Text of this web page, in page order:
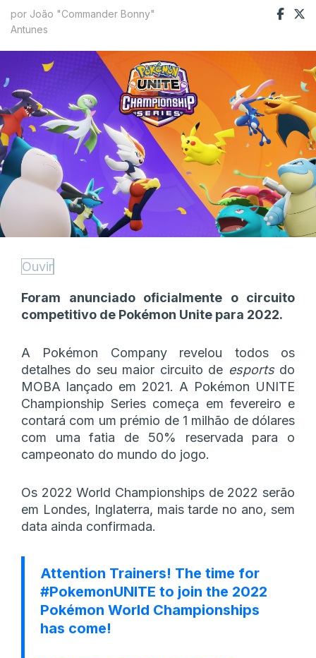
por João "Commander Bonny"
Antunes
Ouvir
Foram anunciado oficialmente o circuito
competitivo de Pokémon Unite para 2022.
A Pokémon Company revelou todos os
detalhes do seu maior circuito de esportsdo
MOBA lançado em 2021. A Pokémon UNITE
Championship Series começa em fevereiro e
contará com um prémio de 1 milhão de dólares
com uma fatia de 50% reservada para o
campeonato do mundo do jogo.
Os 2022 World Championships de 2022 serão
em Londes, Inglaterra, mais tarde no ano, sem
data ainda confirmada.
Attention Trainers! The time for
#PokemonUNITE to join the 2022
Pokémon World Championships
has come!